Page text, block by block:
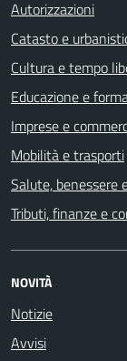
Autorizzazioni
Catasto e
Cultura e tempo
Educazione e
Imprese e
Mobilità e trasporti
Salute, benessere
Tributi, finanze e
NOVITÀ
Notizie
Avvisi